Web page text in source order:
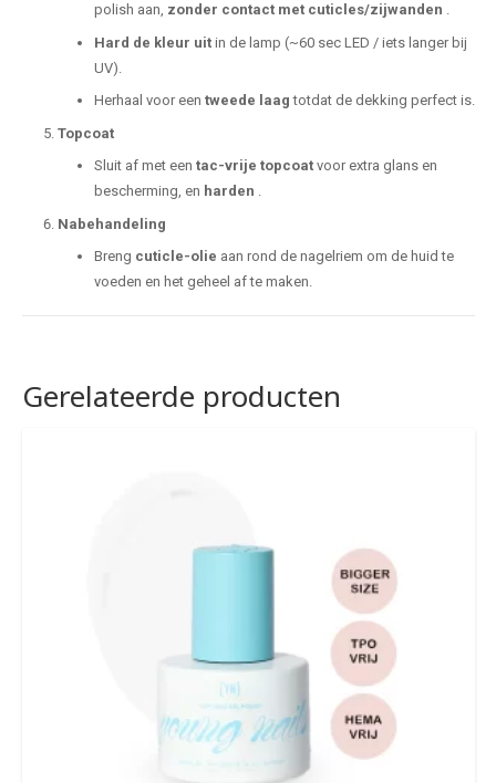
polish aan, zonder contact met cuticles/zijwanden .
Hard de kleur uitin de lamp (~60 sec LED / iets langer bij
UV).
Herhaal voor een tweede laag totdat de dekking perfect is.
Topcoat
Sluit af met een tac-vrije topcoatvoor extra glans en
bescherming, en harden .
Nabehandeling
Breng cuticle-olie aan rond de nagelriem om de huid te
voeden en het geheel af te maken.
Gerelateerde producten